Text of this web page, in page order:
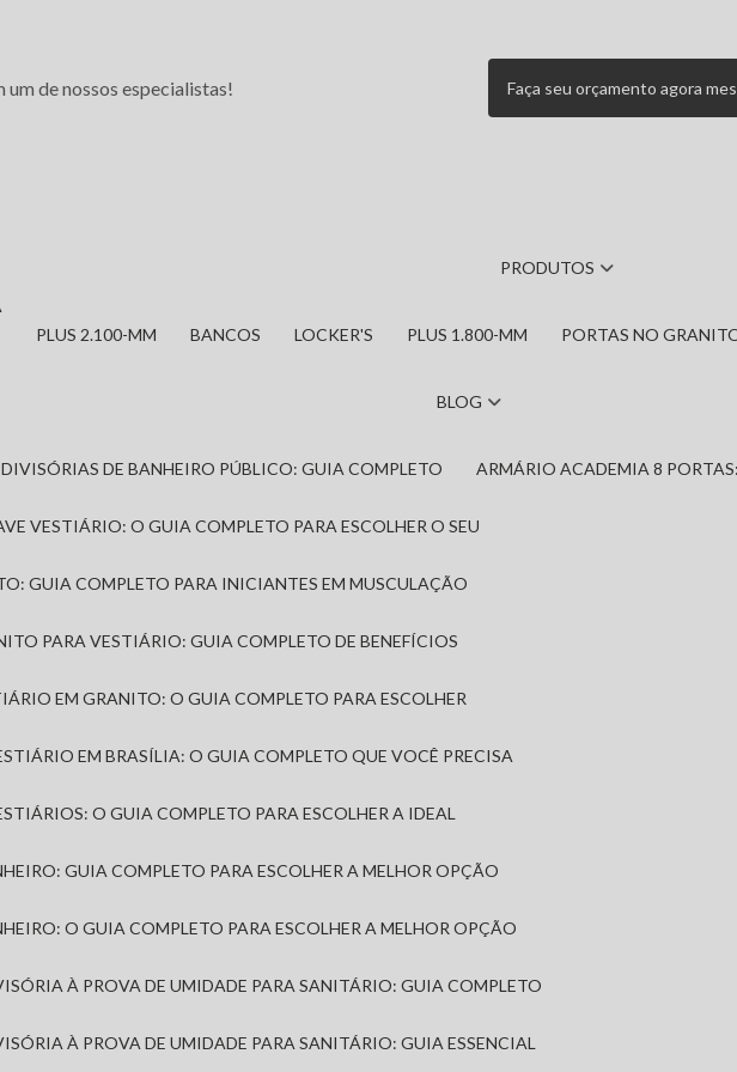
de nossos especialistas! Faça seu orçamento agora
PRODUTOS
PLUS 2.100-MM BANCOS LOCKER'S PLUS 1.800-MM PORTAS NO
BLOG
DIVISÓRIAS DE BANHEIRO PÚBLICO: GUIA COMPLETO ARMÁRIO ACADEMIA 8
VESTIÁRIO: O GUIA COMPLETO PARA ESCOLHER O SEU
GUIA COMPLETO PARA INICIANTES EM MUSCULAÇÃO
PARA VESTIÁRIO: GUIA COMPLETO DE BENEFÍCIOS
EM GRANITO: O GUIA COMPLETO PARA ESCOLHER
EM BRASÍLIA: O GUIA COMPLETO QUE VOCÊ PRECISA
O GUIA COMPLETO PARA ESCOLHER A IDEAL
GUIA COMPLETO PARA ESCOLHER A MELHOR OPÇÃO
O GUIA COMPLETO PARA ESCOLHER A MELHOR OPÇÃO
À PROVA DE UMIDADE PARA SANITÁRIO: GUIA COMPLETO
À PROVA DE UMIDADE PARA SANITÁRIO: GUIA ESSENCIAL